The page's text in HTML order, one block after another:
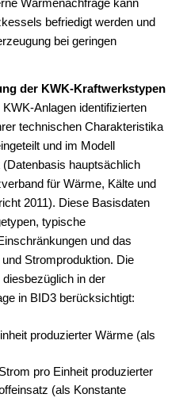
Wärmenachfrage kann
befriedigt werden und
bei geringen
der KWK-Kraftwerkstypen
Anlagen identifizierten
technischen Charakteristika
und im Modell
hauptsächlich
für Wärme, Kälte und
2011). Diese Basisdaten
typische
und das
Stromproduktion. Die
in der
in BID3 berücksichtigt:
produzierter Wärme (als
pro Einheit produzierter
(als Konstante